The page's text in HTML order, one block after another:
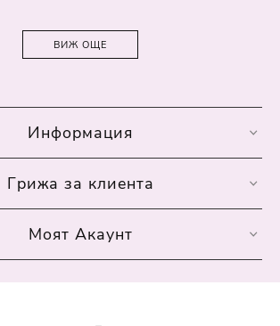
ВИЖ ОЩЕ
Информация
Грижа за клиента
Моят Акаунт